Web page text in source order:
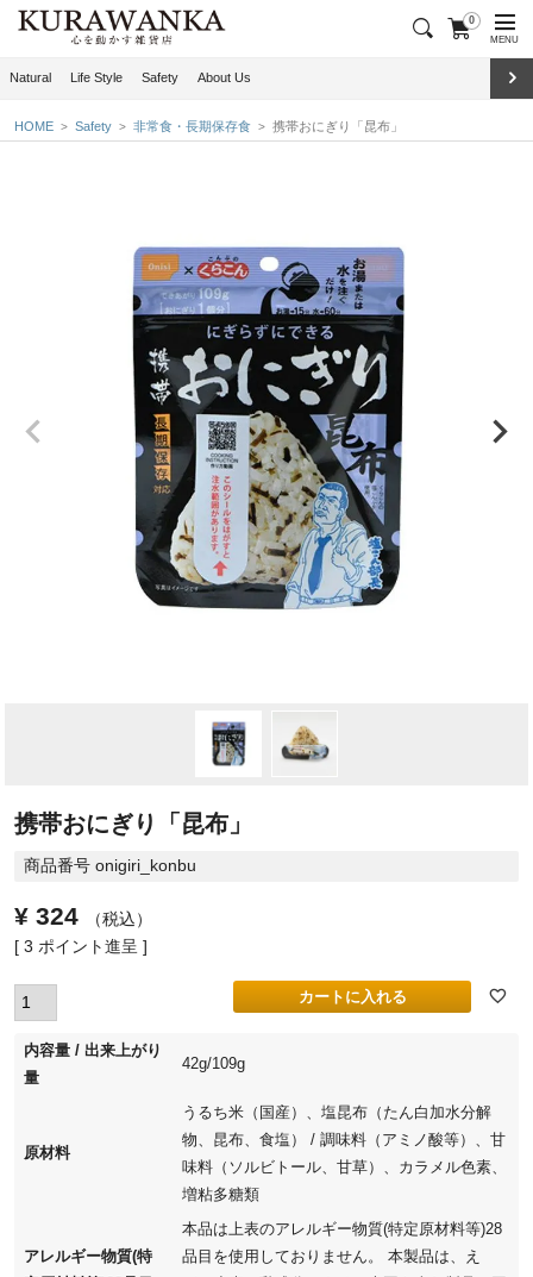
0
MENU
Natural Life Style Safety About Us
HOME Safety 非常食・長期保存食 携帯おにぎり「昆布」
携帯おにぎり「昆布」
商品番号 onigiri_konbu
¥ 324
税込
[ 3 ポイント進呈 ]
カートに入れる
内容量 / 出来上がり
量
42g/109g
原材料
うるち米（国産）、塩昆布（たん白加水分解
物、昆布、食塩） / 調味料（アミノ酸等）、甘
味料（ソルビトール、甘草）、カラメル色素、
増粘多糖類
アレルギー物質(特
本品は上表のアレルギー物質(特定原材料等)28
品目を使用しておりません。 本製品は、え